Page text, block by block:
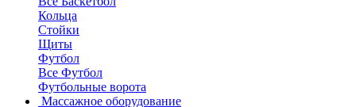
Кольца
Стойки
Щиты
Футбол
Все Футбол
Футбольные ворота
Массажное оборудование